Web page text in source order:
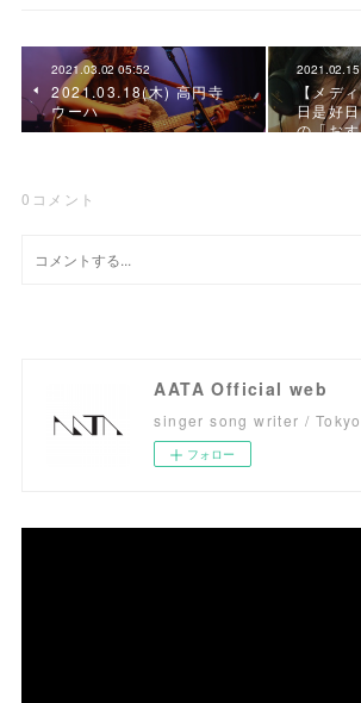
2021.03.02 05:52
2021.03.18(木) 高円寺
ウーハ
【メデ
日是好
の「お
0 コメント
AATA Official web
singer song writer /
フォロー